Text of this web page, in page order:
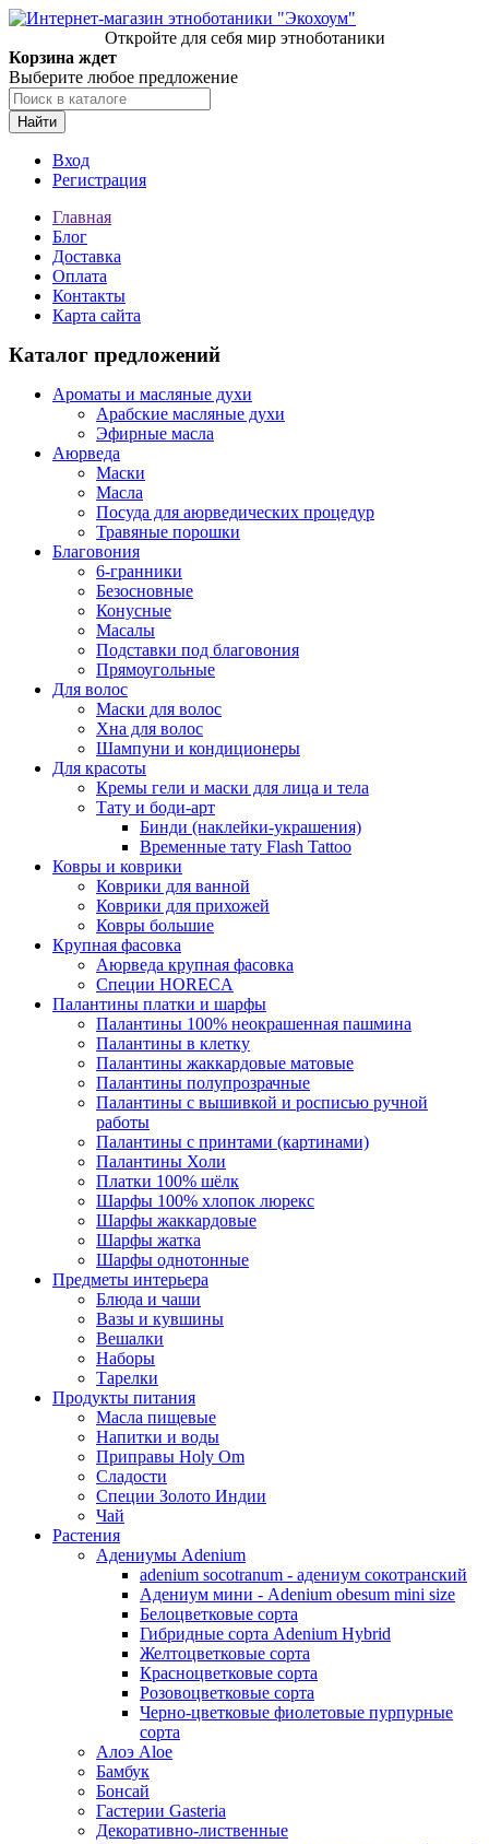
Откройте для себя мир этноботаники
Корзина ждет
Выберите любое предложение
Найти
Вход
Регистрация
Главная
Блог
Доставка
Оплата
Контакты
Карта сайта
Каталог предложений
Ароматы и масляные духи
Арабские масляные духи
Эфирные масла
Аюрведа
Маски
Масла
Посуда для аюрведических процедур
Травяные порошки
Благовония
6-гранники
Безосновные
Конусные
Масалы
Подставки под благовония
Прямоугольные
Для волос
Маски для волос
Хна для волос
Шампуни и кондиционеры
Для красоты
Кремы гели и маски для лица и тела
Тату и боди-арт
Бинди (наклейки-украшения)
Временные тату Flash Tattoo
Ковры и коврики
Коврики для ванной
Коврики для прихожей
Ковры большие
Крупная фасовка
Аюрведа крупная фасовка
Специи HORECA
Палантины платки и шарфы
Палантины 100% неокрашенная пашмина
Палантины в клетку
Палантины жаккардовые матовые
Палантины полупрозрачные
Палантины с вышивкой и росписью ручной
работы
Палантины с принтами (картинами)
Палантины Холи
Платки 100% шёлк
Шарфы 100% хлопок люрекс
Шарфы жаккардовые
Шарфы жатка
Шарфы однотонные
Предметы интерьера
Блюда и чаши
Вазы и кувшины
Вешалки
Наборы
Тарелки
Продукты питания
Масла пищевые
Напитки и воды
Приправы Holy Om
Сладости
Специи Золото Индии
Чай
Растения
Адениумы Adenium
adenium socotranum - адениум сокотранский
Адениум мини - Adenium obesum mini size
Белоцветковые сорта
Гибридные сорта Adenium Hybrid
Желтоцветковые сорта
Красноцветковые сорта
Розовоцветковые сорта
Черно-цветковые фиолетовые пурпурные
сорта
Алоэ Aloe
Бамбук
Бонсай
Гастерии Gasteria
Декоративно-лиственные